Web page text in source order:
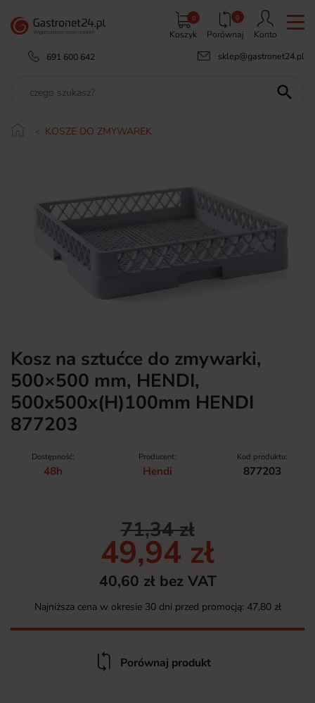
Koszyk
0 0
Porównaj
Konto
691 600 642
sklep@gastronet24.pl

KOSZE DO ZMYWAREK
Kosz na sztućce do zmywarki,
500×500 mm, HENDI,
500x500x(H)100mm HENDI
877203
Dostępność:
48h
Producent:
Hendi
Kod produktu:
877203
71,34 zł
49,94 zł
40,60 zł bez VAT
Najniższa cena w okresie 30 dni przed promocją: 47,80 zł
Porównaj produkt